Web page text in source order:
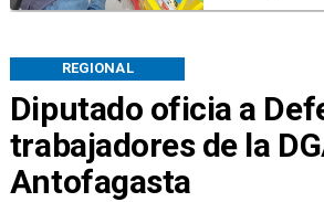
Diputado oficia a
trabajadores de la
Antofagasta
REGIONAL